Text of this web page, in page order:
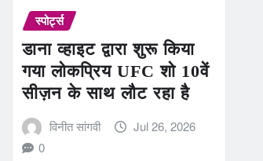
स्पोर्ट्स
डाना व्हाइट द्वारा शुरू किया
गया लोकप्रिय UFC शो 10वें
सीज़न के साथ लौट रहा है
विनीत सांगवी
Jul 26, 2026
0